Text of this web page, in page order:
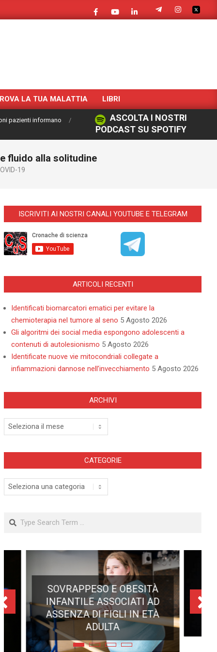
LA TUA MALATTIA LIBRI
pazienti informano
ASCOLTA I NOSTRI
PODCAST SU SPOTIFY
fluido alla solitudine
19
ISCRIVITI AI NOSTRI CANALI YOUTUBE E TELEGRAM
ARTICOLI RECENTI
Identificati biomarcatori ematici per evitare la
chemioterapia nel tumore al seno 5 Agosto 2026
Gli algoritmi dei social media espongono adolescenti a
contenuti di autolesionismo 5 Agosto 2026
Identificate nuove vie mitocondriali collegate a
infiammazioni dannose nell’invecchiamento 5 Agosto 2026
ARCHIVI
Archivi
CATEGORIE
Categorie
Search
ECLISSE TOTALE DEL 12
AGOSTO 2026: DOVE SI
POTRÀ VEDERE